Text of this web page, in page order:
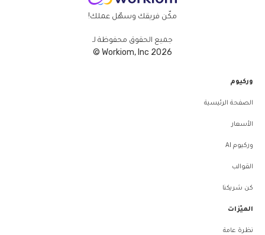
مكّن فريقك وسهّل عملك!
جميع الحقوق محفوظة لـ
Workiom, Inc 2026 ©
وركيوم
الصفحة الرئيسية
الأسعار
وركيوم AI
القوالب
كن شريكنا
الميّزات
نظرة عامة